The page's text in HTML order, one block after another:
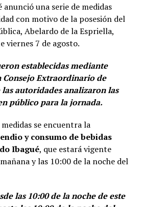
una serie de medidas
con motivo de la posesión del
Abelardo de la Espriella,
viernes 7 de agosto.
establecidas mediante
Consejo Extraordinario de
autoridades analizaron las
público para la jornada.
se encuentra la
y consumo de bebidas
Ibagué, que estará vigente
y las 10:00 de la noche del
las 10:00 de la noche de este